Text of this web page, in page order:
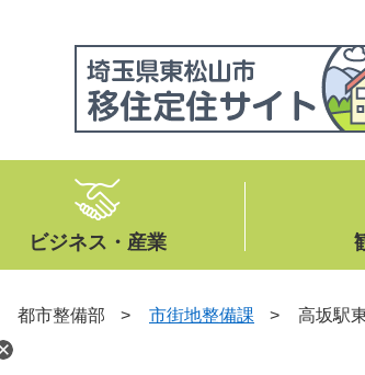
ビジネス・産業
都市整備部 > 市街地整備課 > 高坂駅